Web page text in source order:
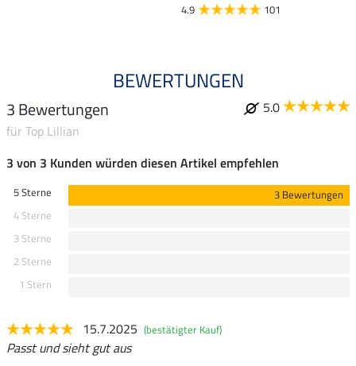
4.9 101
BEWERTUNGEN
3 Bewertungen
5.0
für Top Lillian
3 von 3 Kunden würden diesen Artikel empfehlen
5 Sterne
3 Bewertungen
4 Sterne
3 Sterne
2 Sterne
1 Stern
15.7.2025 (bestätigter Kauf)
Passt und sieht gut aus